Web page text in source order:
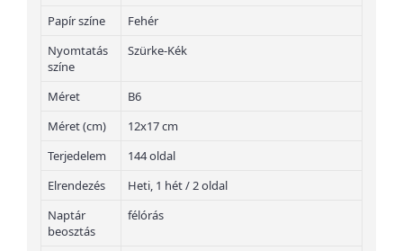
Papír színe
Fehér
Nyomtatás
színe
Szürke-Kék
Méret
B6
Méret (cm)
12x17 cm
Terjedelem
144 oldal
Elrendezés
Heti, 1 hét / 2 oldal
Naptár
beosztás
félórás